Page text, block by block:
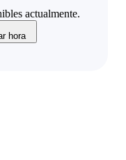
actualmente.
hora